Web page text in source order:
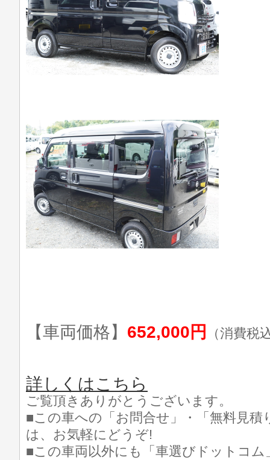
【車両価格】 652,000円 （消費税
詳しくはこちら
ご覧頂きありがとうございます。
■この車への「お問合せ」・「無料見積
は、お気軽にどうぞ!
■この車両以外にも「車選びドットコ